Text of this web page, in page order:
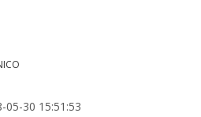
05-30 15:51:53